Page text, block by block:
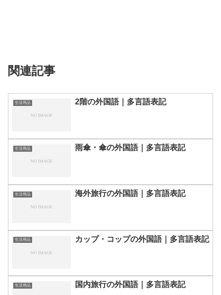
関連記事
生活用品 2階の外国語｜多言語表記
生活用品 雨傘・傘の外国語｜多言語表記
生活用品 海外旅行の外国語｜多言語表記
生活用品 カップ・コップの外国語｜多言語表記
生活用品 国内旅行の外国語｜多言語表記